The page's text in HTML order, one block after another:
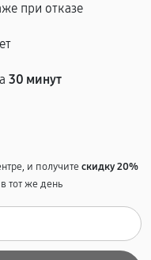
при отказе
30 минут
и получитескидку 20%
тот же день